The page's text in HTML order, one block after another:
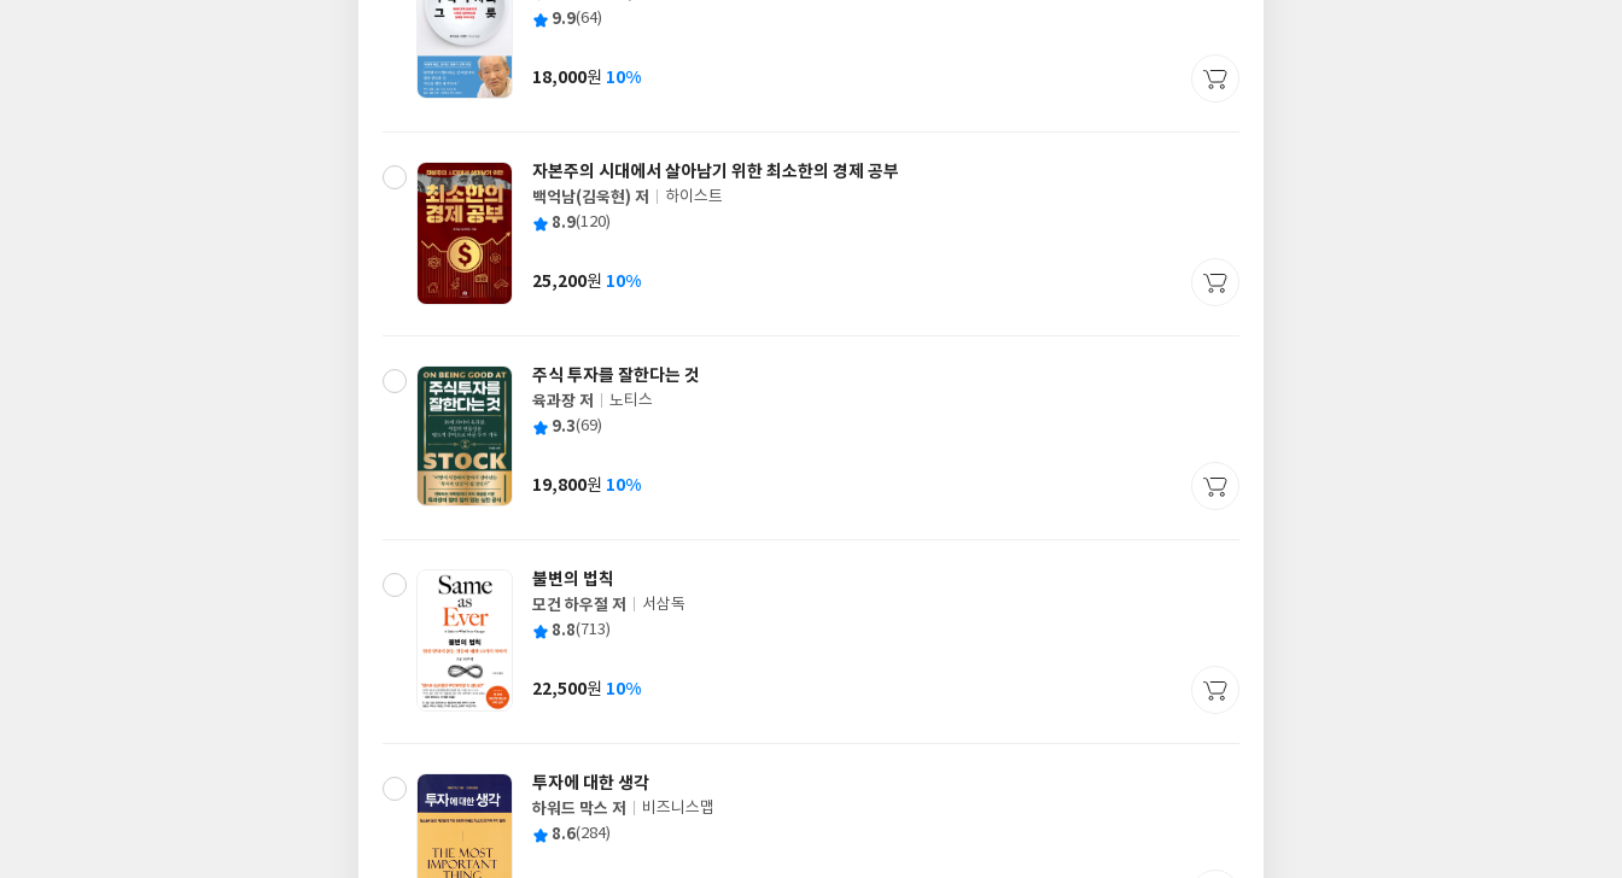
글
쓴
출
사
평 9.9(64)
가
18,000원 10%
자본주의 시대에서 살아남기 위한 최소한의 경제 공부
글
쓴
백억남(김욱현) 저
출
사
하이스트
평 8.9(120)
가
25,200원 10%
주식 투자를 잘한다는 것
글
쓴
육과장 저
출
사
노티스
평 9.3(69)
가
19,800원 10%
불변의 법칙
글
쓴
모건 하우절 저
출
사
서삼독
평 8.8(713)
가
22,500원 10%
투자에 대한 생각
글
쓴
하워드 막스 저
출
비즈니스맵
평 8.6(284)